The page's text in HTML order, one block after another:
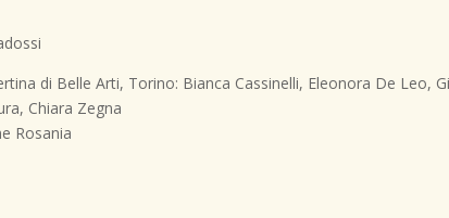
di Belle Arti, Torino: Bianca Cassinelli, Eleonora De Leo,
Chiara Zegna
Rosania